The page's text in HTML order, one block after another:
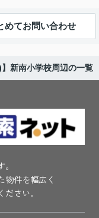
めてお問い合わせ
】新南小学校周辺の一覧
物件を幅広く
さい。